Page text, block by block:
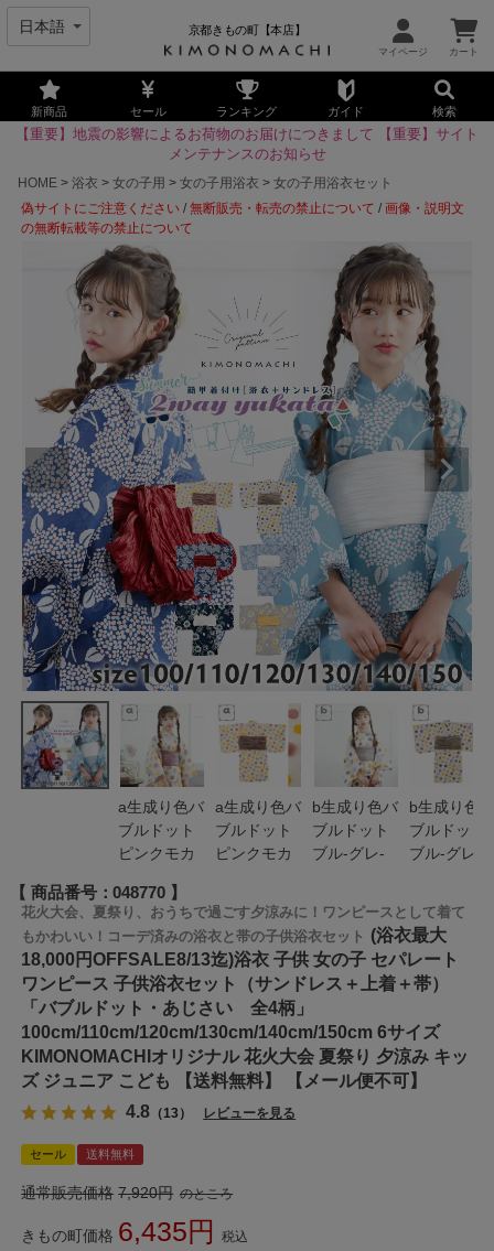
京都きもの町【本店】
新商品 セール ランキング ガイド 検索
【重要】地震の影響によるお荷物のお届けにつきまして
【重要】サイト
メンテナンスのお知らせ
HOME
浴衣 女の子用 女の子用浴衣
女の子用浴衣セット
偽サイトにご注意ください /無断販売・転売の禁止について /画像・説明文
の無断転載等の禁止について
a生成り色バ
ブルドット
ピンクモカ
a生成り色バ
ブルドット
ピンクモカ
b生成り色バ
ブルドット
ブル-グレ-
b生成り色
ブルドット
ブル-グレ-
商品番号 048770
花火大会、夏祭り、おうちで過ごす夕涼みに！ワンピースとして着て
もかわいい！コーデ済みの浴衣と帯の子供浴衣セット
(浴衣最大
18,000円OFFSALE8/13迄)浴衣 子供 女の子 セパレート
ワンピース 子供浴衣セット（サンドレス＋上着＋帯）
「バブルドット・あじさい 全4柄」
100cm/110cm/120cm/130cm/140cm/150cm 6サイズ
KIMONOMACHIオリジナル 花火大会 夏祭り 夕涼み キッ
ズ ジュニア こども 【送料無料】 【メール便不可】
4.8 （13） レビューを見る
セール 送料無料
通常販売価格 7,920 のところ
きもの町価格 6,435 税込